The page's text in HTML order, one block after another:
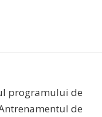
programului de
de